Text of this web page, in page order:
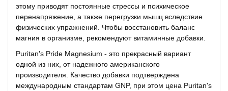
этому приводят постоянные стрессы и психическое
перенапряжение, а также перегрузки мышц вследствие
физических упражнений. Чтобы восстановить баланс
магния в организме, рекомендуют витаминные добавки.
Puritan's Pride Magnesium - это прекрасный вариант
одной из них, от надежного американского
производителя. Качество добавки подтверждена
международным стандартам GNP, при этом цена Puritan's